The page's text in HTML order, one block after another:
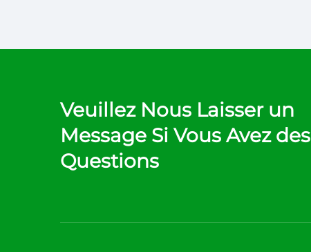
Veuillez Nous Laisser un
Message Si Vous Avez des
Questions